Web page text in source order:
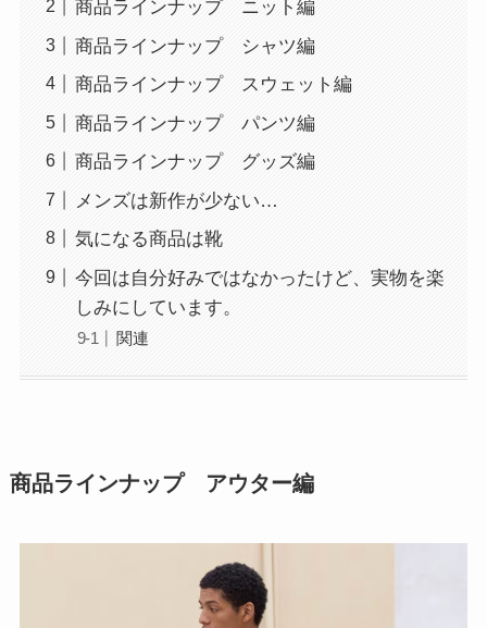
商品ラインナップ ニット編
商品ラインナップ シャツ編
商品ラインナップ スウェット編
商品ラインナップ パンツ編
商品ラインナップ グッズ編
メンズは新作が少ない…
気になる商品は靴
今回は自分好みではなかったけど、実物を楽
しみにしています。
関連
商品ラインナップ アウター編